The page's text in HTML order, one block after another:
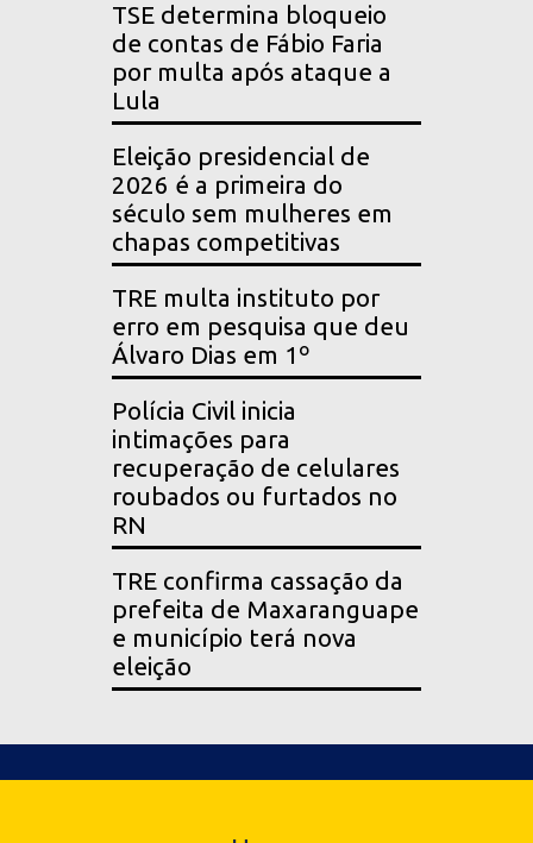
TSE determina bloqueio
de contas de Fábio Faria
por multa após ataque a
Lula
Eleição presidencial de
2026 é a primeira do
século sem mulheres em
chapas competitivas
TRE multa instituto por
erro em pesquisa que deu
Álvaro Dias em 1º
Polícia Civil inicia
intimações para
recuperação de celulares
roubados ou furtados no
RN
TRE confirma cassação da
prefeita de Maxaranguape
e município terá nova
eleição